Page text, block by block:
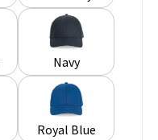
Navy
Royal Blue